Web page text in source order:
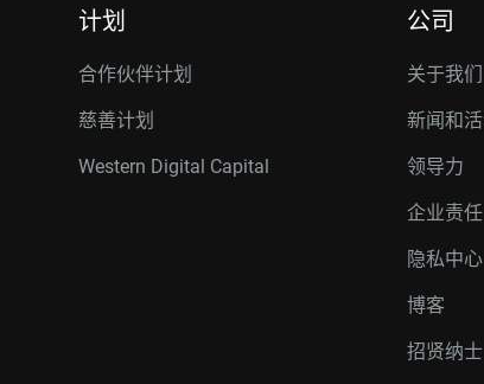
计划
合作伙伴计划
慈善计划
Western Digital Capital
公司
关于我们
新闻和
领导力
企业责任
隐私中心
博客
招贤纳士